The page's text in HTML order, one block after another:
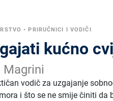
• PRIRUČNICI I VODIČI
kućno
Magrini
vodič za uzgajanje
i što se ne smije činiti da